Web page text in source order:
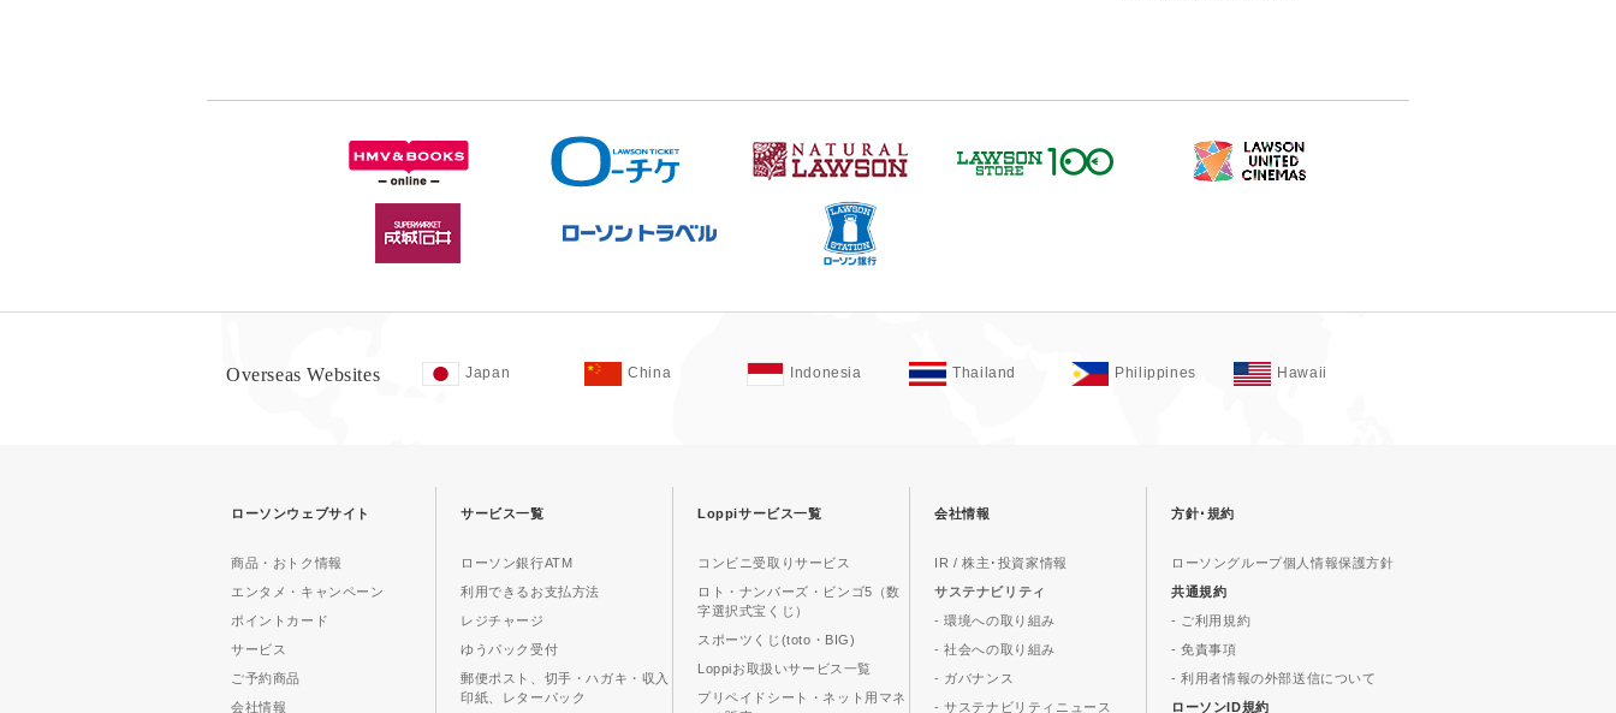
Overseas Websites Japan China Indonesia Thailand Philippines Hawaii
ローソンウェブサイト
商品・おトク情報
エンタメ・キャンペーン
ポイントカード
サービス
ご予約商品
会社情報
サービス一覧
ローソン銀行ATM
利用できるお支払方法
レジチャージ
ゆうパック受付
郵便ポスト、切手・ハガキ・収入
印紙、レターパック
Loppiサービス一覧
コンビニ受取りサービス
ロト・ナンバーズ・ビンゴ5（数
字選択式宝くじ）
スポーツくじ(toto・BIG)
Loppiお取扱いサービス一覧
プリペイドシート・ネット用マネ
会社情報
IR / 株主･投資家情報
サステナビリティ
- 環境への取り組み
- 社会への取り組み
- ガバナンス
- サステナビリティニュース
方針･規約
ローソングループ個人情報保護方針
共通規約
- ご利用規約
- 免責事項
- 利用者情報の外部送信について
ローソンID規約